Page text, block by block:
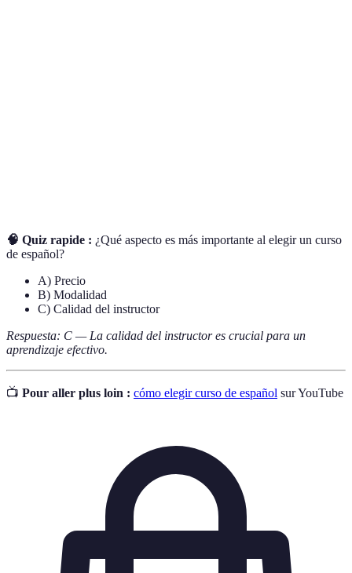
🧠 Quiz rapide : ¿Qué aspecto es más importante al elegir un curso
de español?
A) Precio
B) Modalidad
C) Calidad del instructor
Respuesta: C — La calidad del instructor es crucial para un
aprendizaje efectivo.
📺 Pour aller plus loin : cómo elegir curso de español sur YouTube